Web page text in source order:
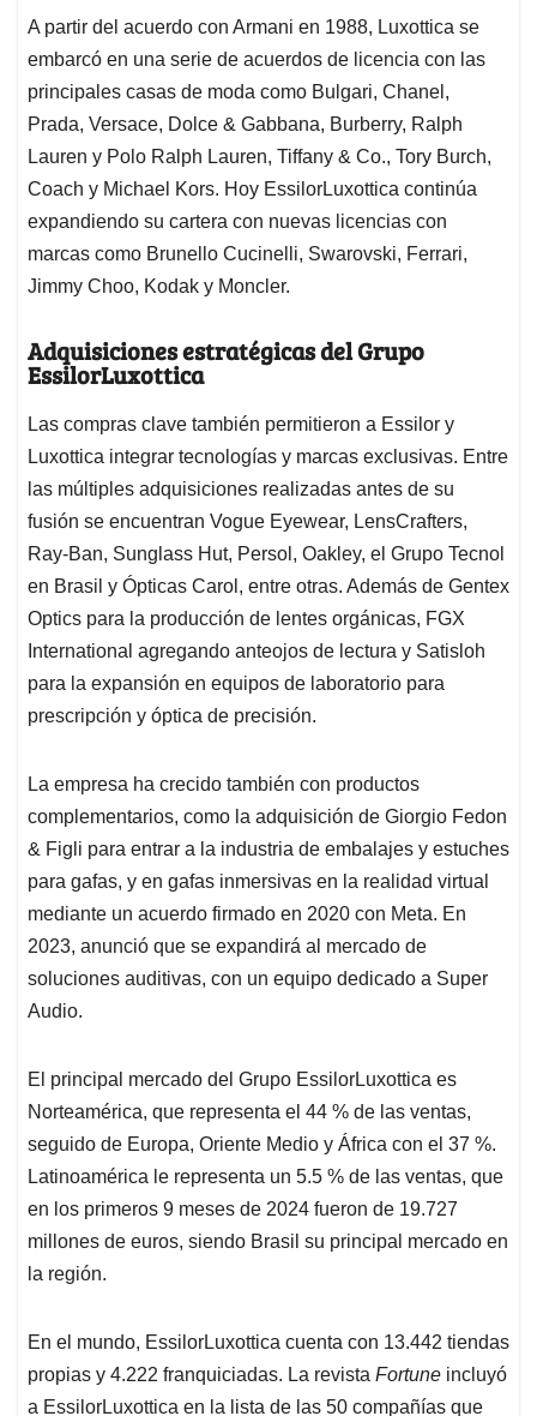
A partir del acuerdo con Armani en 1988, Luxottica se
embarcó en una serie de acuerdos de licencia con las
principales casas de moda como Bulgari, Chanel,
Prada, Versace, Dolce & Gabbana, Burberry, Ralph
Lauren y Polo Ralph Lauren, Tiffany & Co., Tory Burch,
Coach y Michael Kors. Hoy EssilorLuxottica continúa
expandiendo su cartera con nuevas licencias con
marcas como Brunello Cucinelli, Swarovski, Ferrari,
Jimmy Choo, Kodak y Moncler.
Adquisiciones estratégicas del Grupo
EssilorLuxottica
Las compras clave también permitieron a Essilor y
Luxottica integrar tecnologías y marcas exclusivas. Entre
las múltiples adquisiciones realizadas antes de su
fusión se encuentran Vogue Eyewear, LensCrafters,
Ray-Ban, Sunglass Hut, Persol, Oakley, el Grupo Tecnol
en Brasil y Ópticas Carol, entre otras. Además de Gentex
Optics para la producción de lentes orgánicas, FGX
International agregando anteojos de lectura y Satisloh
para la expansión en equipos de laboratorio para
prescripción y óptica de precisión.
La empresa ha crecido también con productos
complementarios, como la adquisición de Giorgio Fedon
& Figli para entrar a la industria de embalajes y estuches
para gafas, y en gafas inmersivas en la realidad virtual
mediante un acuerdo firmado en 2020 con Meta. En
2023, anunció que se expandirá al mercado de
soluciones auditivas, con un equipo dedicado a Super
Audio.
El principal mercado del Grupo EssilorLuxottica es
Norteamérica, que representa el 44 % de las ventas,
seguido de Europa, Oriente Medio y África con el 37 %.
Latinoamérica le representa un 5.5 % de las ventas, que
en los primeros 9 meses de 2024 fueron de 19.727
millones de euros, siendo Brasil su principal mercado en
la región.
En el mundo, EssilorLuxottica cuenta con 13.442 tiendas
propias y 4.222 franquiciadas. La revista Fortune incluyó
a EssilorLuxottica en la lista de las 50 compañías que